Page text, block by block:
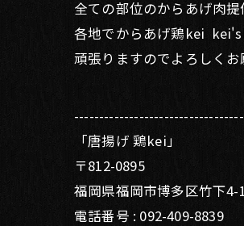
全ての部位のからあげ肉
各地でからあげ鶏kei
頑張りますのでよろしくお
「唐揚げ 鶏kei」
〒812-0895
福岡県福岡市博多区竹下4-
電話番号 : 092-409-8839